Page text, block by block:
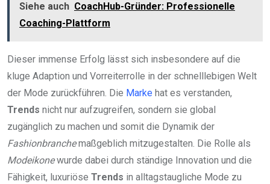
Siehe auch CoachHub-Gründer: Professionelle
Coaching-Plattform
Dieser immense Erfolg lässt sich insbesondere auf die
kluge Adaption und Vorreiterrolle in der schnelllebigen Welt
der Mode zurückführen. Die Marke hat es verstanden,
Trends nicht nur aufzugreifen, sondern sie global
zugänglich zu machen und somit die Dynamik der
Fashionbranchemaßgeblich mitzugestalten. Die Rolle als
Modeikonewurde dabei durch ständige Innovation und die
Fähigkeit, luxuriöse Trends in alltagstaugliche Mode zu